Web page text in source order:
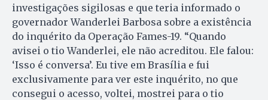
investigações sigilosas e que teria informado o
governador Wanderlei Barbosa sobre a existência
do inquérito da Operação Fames-19. “Quando
avisei o tio Wanderlei, ele não acreditou. Ele falou:
‘Isso é conversa’. Eu tive em Brasília e fui
exclusivamente para ver este inquérito, no que
consegui o acesso, voltei, mostrei para o tio